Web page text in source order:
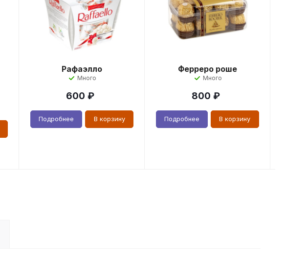
Рафаэлло
Много
600 ₽
Подробнее В корзину
Ферреро роше
Много
800 ₽
Подробнее В корзину